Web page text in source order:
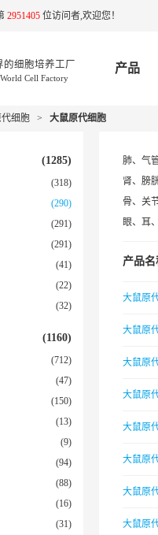
2951405 位访问者,欢迎您！
的细胞培养工厂
Cell Factory
产品
细胞 > 大鼠原代细胞
(1285)
(318)
(290)
(291)
(291)
(41)
(22)
(32)
(1160)
(712)
(47)
(150)
(13)
(9)
(94)
(88)
(16)
(31)
肺、气
肾、膀
骨、关
眼、耳
产品名
大鼠原
大鼠原
大鼠原
大鼠原
大鼠原
大鼠原
大鼠原
大鼠原